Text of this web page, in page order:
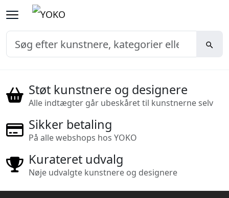
Støt kunstnere og designere
Alle indtægter går ubeskåret til kunstnerne selv
Sikker betaling
På alle webshops hos YOKO
Kurateret udvalg
Nøje udvalgte kunstnere og designere